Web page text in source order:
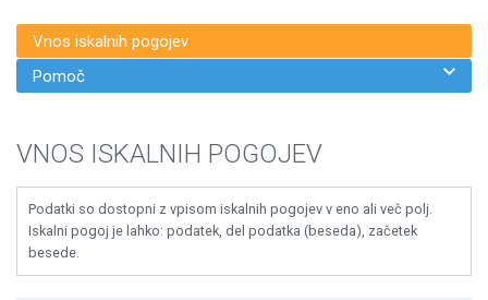
Vnos iskalnih pogojev
Pomoč

VNOS ISKALNIH POGOJEV
Podatki so dostopni z vpisom iskalnih pogojev v eno ali več polj.
Iskalni pogoj je lahko: podatek, del podatka (beseda), začetek
besede.